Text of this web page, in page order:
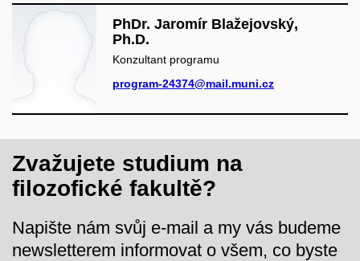
PhDr. Jaromír Blažejovský,
Ph.D.
Konzultant programu
program-24374@mail.muni.cz
Zvažujete studium na
filozofické fakultě?
Napište nám svůj e-mail a my vás budeme
newsletterem informovat o všem, co byste